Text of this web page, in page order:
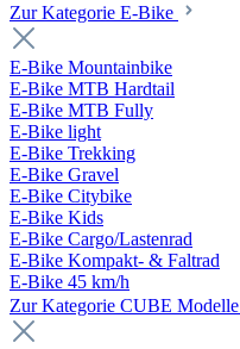
Zur Kategorie E-Bike
E-Bike Mountainbike
E-Bike MTB Hardtail
E-Bike MTB Fully
E-Bike light
E-Bike Trekking
E-Bike Gravel
E-Bike Citybike
E-Bike Kids
E-Bike Cargo/Lastenrad
E-Bike Kompakt- & Faltrad
E-Bike 45 km/h
Zur Kategorie CUBE Modelle